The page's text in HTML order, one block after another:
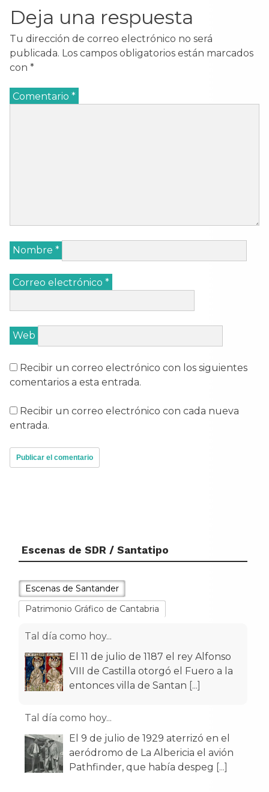
Deja una respuesta
Tu dirección de correo electrónico no será
publicada. Los campos obligatorios están marcados
con *
Comentario *
Nombre *
Correo electrónico *
Web
Recibir un correo electrónico con los siguientes
comentarios a esta entrada.
Recibir un correo electrónico con cada nueva
entrada.
Escenas de SDR / Santatipo
Escenas de Santander
Patrimonio Gráfico de Cantabria
Tal día como hoy...
El 11 de julio de 1187 el rey Alfonso
VIII de Castilla otorgó el Fuero a la
entonces villa de Santan [...]
Tal día como hoy...
El 9 de julio de 1929 aterrizó en el
aeródromo de La Albericia el avión
Pathfinder, que había despeg [...]